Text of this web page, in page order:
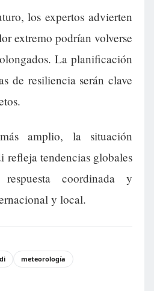
los expertos advierten
extremo podrían volverse
La planificación
de resiliencia serán clave
amplio, la situación
refleja tendencias globales
coordinada y
y local.
meteorología